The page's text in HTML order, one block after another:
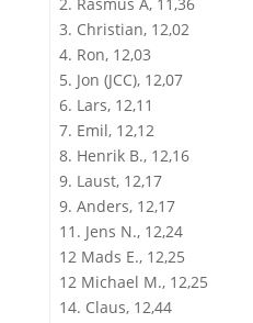
3. Christian, 12,02
4. Ron, 12,03
5. Jon (JCC), 12,07
6. Lars, 12,11
7. Emil, 12,12
8. Henrik B., 12,16
9. Laust, 12,17
9. Anders, 12,17
11. Jens N., 12,24
12 Mads E., 12,25
12 Michael M., 12,25
14. Claus, 12,44